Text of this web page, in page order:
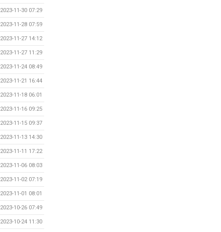
2023-11-30 07:29
2023-11-28 07:59
2023-11-27 14:12
2023-11-27 11:29
2023-11-24 08:49
2023-11-21 16:44
2023-11-18 06:01
2023-11-16 09:25
2023-11-15 09:37
2023-11-13 14:30
2023-11-11 17:22
2023-11-06 08:03
2023-11-02 07:19
2023-11-01 08:01
2023-10-26 07:49
2023-10-24 11:30